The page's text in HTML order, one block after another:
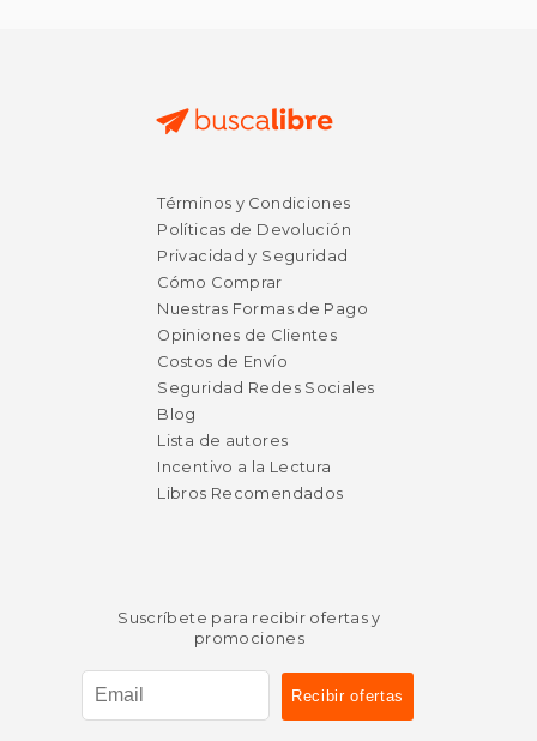
50% $ 38.47 50%
Términos y Condiciones
Políticas de Devolución
Privacidad y Seguridad
Cómo Comprar
Nuestras Formas de Pago
Opiniones de Clientes
Costos de Envío
Seguridad Redes Sociales
Blog
Lista de autores
Incentivo a la Lectura
Libros Recomendados
Suscríbete para recibir ofertas y
promociones